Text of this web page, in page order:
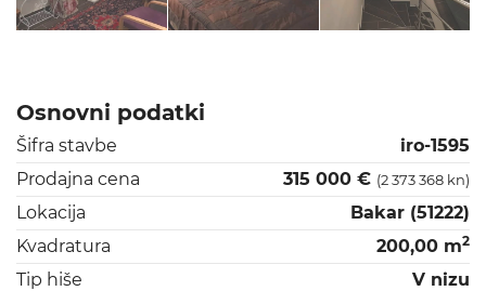
Osnovni podatki
Šifra stavbe
iro-1595
Prodajna cena
315 000 € (2 373 368 kn)
Lokacija
Bakar (51222)
Kvadratura
200,00 m2
Tip hiše
V nizu